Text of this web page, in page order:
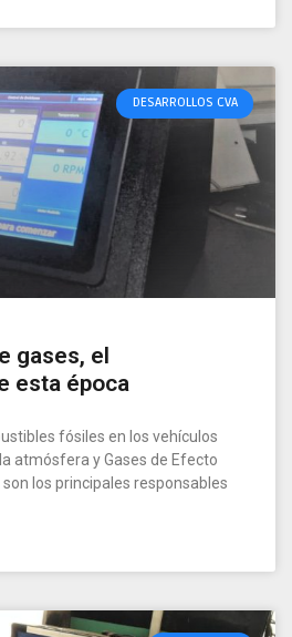
DESARROLLOS CVA
gases, el
esta época
fósiles en los vehículos
atmósfera y Gases de Efecto
son los principales responsables